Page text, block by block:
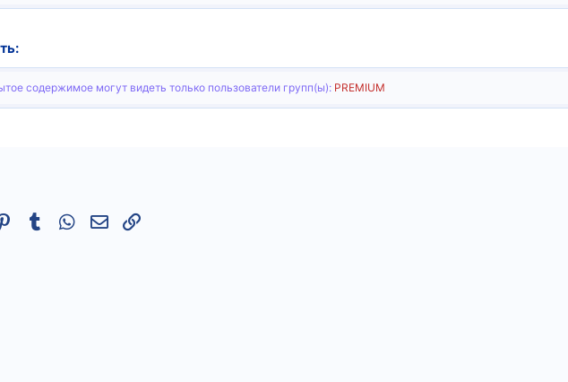
содержимое могут видеть только пользователи групп(ы): PREMIUM
Pinterest
TumblrWhatsAppЭлектронная почта
Ссылка